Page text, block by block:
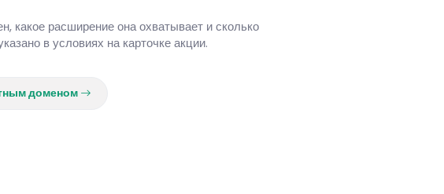
какое расширение она охватывает и сколько
в условиях на карточке акции.
доменом